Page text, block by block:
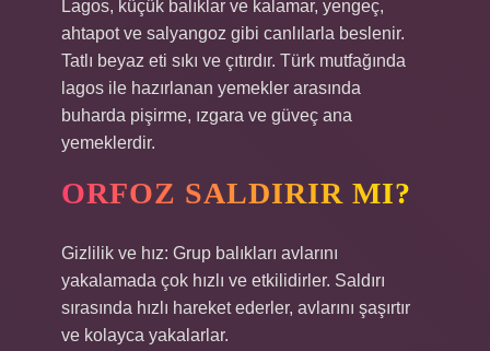
Lagos, küçük balıklar ve kalamar, yengeç,
ahtapot ve salyangoz gibi canlılarla beslenir.
Tatlı beyaz eti sıkı ve çıtırdır. Türk mutfağında
lagos ile hazırlanan yemekler arasında
buharda pişirme, ızgara ve güveç ana
yemeklerdir.
ORFOZ SALDIRIR MI?
Gizlilik ve hız: Grup balıkları avlarını
yakalamada çok hızlı ve etkilidirler. Saldırı
sırasında hızlı hareket ederler, avlarını şaşırtır
ve kolayca yakalarlar.